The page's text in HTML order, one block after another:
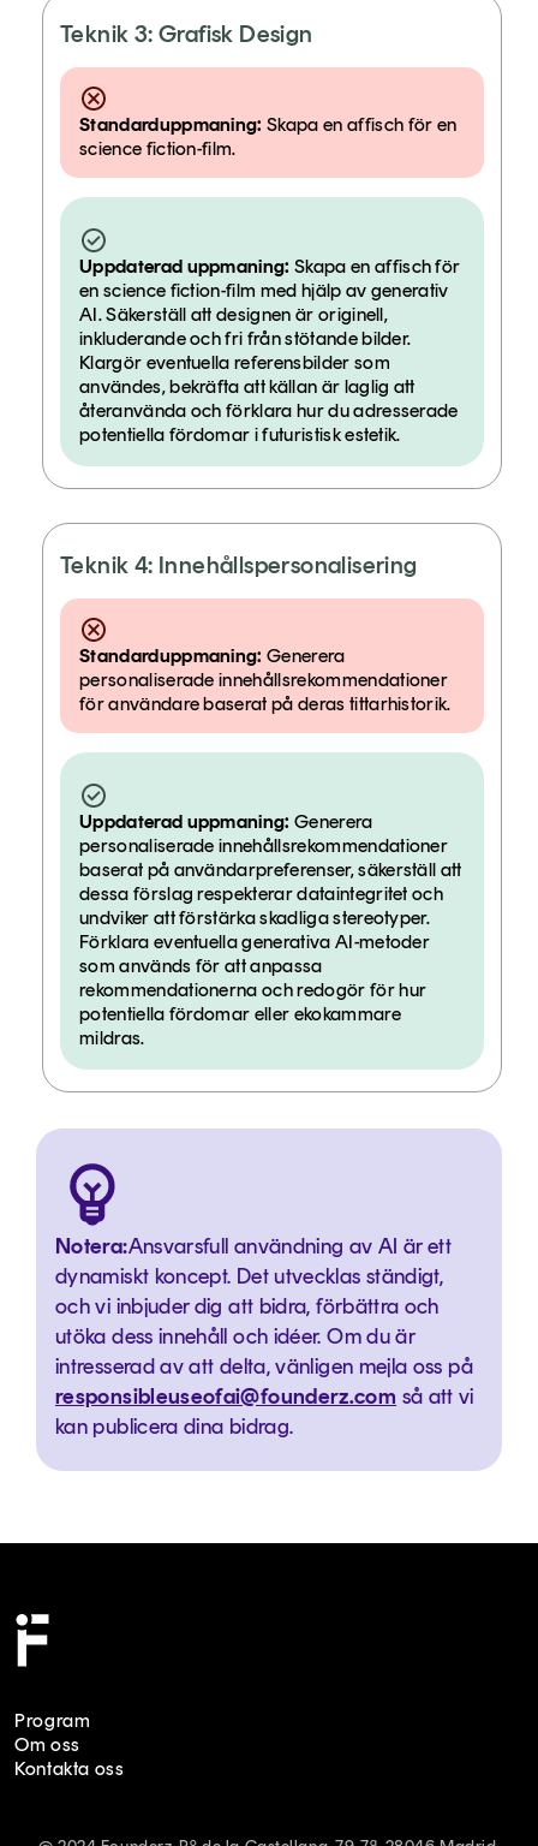
Teknik 3: Grafisk Design
Standarduppmaning: Skapa en affisch för en
science fiction-film.
Uppdaterad uppmaning: Skapa en affisch för
en science fiction-film med hjälp av generativ
AI. Säkerställ att designen är originell,
inkluderande och fri från stötande bilder.
Klargör eventuella referensbilder som
användes, bekräfta att källan är laglig att
återanvända och förklara hur du adresserade
potentiella fördomar i futuristisk estetik.
Teknik 4: Innehållspersonalisering
Standarduppmaning: Generera
personaliserade innehållsrekommendationer
för användare baserat på deras tittarhistorik.
Uppdaterad uppmaning: Generera
personaliserade innehållsrekommendationer
baserat på användarpreferenser, säkerställ att
dessa förslag respekterar dataintegritet och
undviker att förstärka skadliga stereotyper.
Förklara eventuella generativa AI-metoder
som används för att anpassa
rekommendationerna och redogör för hur
potentiella fördomar eller ekokammare
mildras.
Notera:Ansvarsfull användning av AI är ett
dynamiskt koncept. Det utvecklas ständigt,
och vi inbjuder dig att bidra, förbättra och
utöka dess innehåll och idéer. Om du är
intresserad av att delta, vänligen mejla oss på
responsibleuseofai@founderz.com så att vi
kan publicera dina bidrag.
Program
Om oss
Kontakta oss